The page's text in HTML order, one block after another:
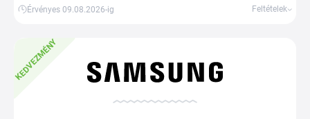
Érvényes 09.08.2026-ig Feltételek
KEDVEZMÉNY